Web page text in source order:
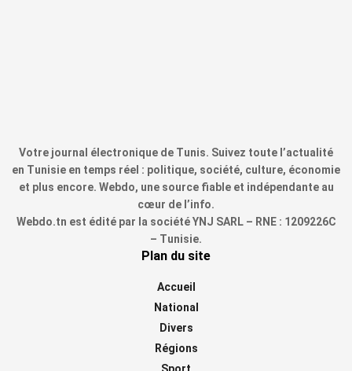
Votre journal électronique de Tunis. Suivez toute l’actualité
en Tunisie en temps réel : politique, société, culture, économie
et plus encore. Webdo, une source fiable et indépendante au
cœur de l’info.
Webdo.tn est édité par la société YNJ SARL – RNE : 1209226C
– Tunisie.
Plan du site
Accueil
National
Divers
Régions
Sport